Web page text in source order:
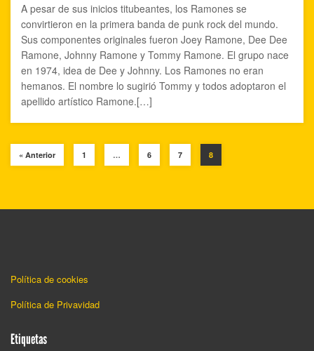
A pesar de sus inicios titubeantes, los Ramones se
convirtieron en la primera banda de punk rock del mundo.
Sus componentes originales fueron Joey Ramone, Dee Dee
Ramone, Johnny Ramone y Tommy Ramone. El grupo nace
en 1974, idea de Dee y Johnny. Los Ramones no eran
hemanos. El nombre lo sugirió Tommy y todos adoptaron el
apellido artístico Ramone.[…]
« Anterior 1 … 6 7 8
Política de cookies
Política de Privavidad
Etiquetas